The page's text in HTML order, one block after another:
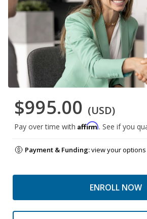
$995.00 (USD)
Pay over time with Affirm. See if you
Payment & Funding:view your options
ENROLL NOW